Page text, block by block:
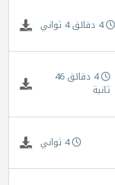
4 دقائق 4 ثواني
4 دقائق 46
ثانية
4 ثواني